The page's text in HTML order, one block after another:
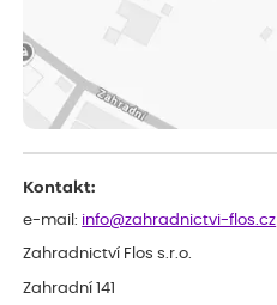
Jsem spokojená a budu
Vratislav
Spokojenost rostlina dorazila
Kontakt:
e-mail: info@zahradnictvi-flos.cz
Zahradnictví Flos s.r.o.
Zahradní 141